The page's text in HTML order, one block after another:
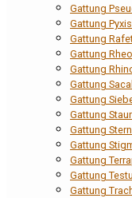
Gattung
Gattung
Gattung
Gattung
Gattung
Gattung
Gattung
Gattung
Gattung
Gattung
Gattung
Gattung
Gattung